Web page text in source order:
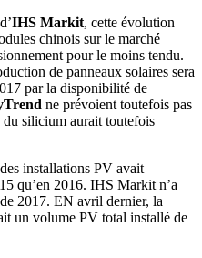
IHS Markit, cette évolution
chinois sur le marché
pour le moins tendu.
de panneaux solaires sera
par la disponibilité de
ne prévoient toutefois pas
du silicium aurait toutefois
installations PV avait
qu’en 2016. IHS Markit n’a
2017. EN avril dernier, la
un volume PV total installé de